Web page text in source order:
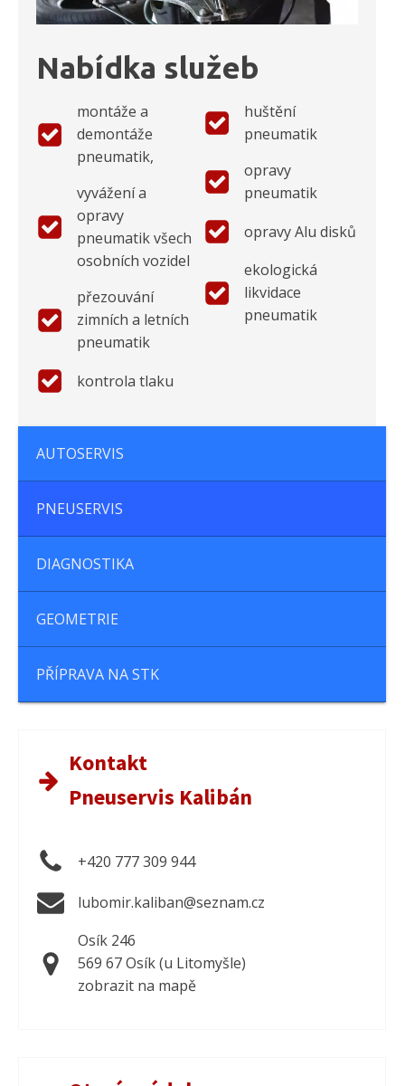
Nabídka služeb
montáže a
demontáže
pneumatik,
vyvážení a
opravy
pneumatik všech
osobních vozidel
přezouvání
zimních a letních
pneumatik
kontrola tlaku
huštění
pneumatik
opravy
pneumatik
opravy Alu disků
ekologická
likvidace
pneumatik
AUTOSERVIS
PNEUSERVIS
DIAGNOSTIKA
GEOMETRIE
PŘÍPRAVA NA STK
Kontakt
Pneuservis Kalibán
+420 777 309 944
lubomir.kaliban@seznam.cz
Osík 246
569 67 Osík (u Litomyšle)
zobrazit na mapě